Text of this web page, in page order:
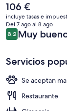
El
precio
actual
es
de
106 €
incluye tasas e
Del 7 ago al 8 ago
Comentarios
8,28,2 de 10
Muy
Servicios
Se aceptan
Restaurante